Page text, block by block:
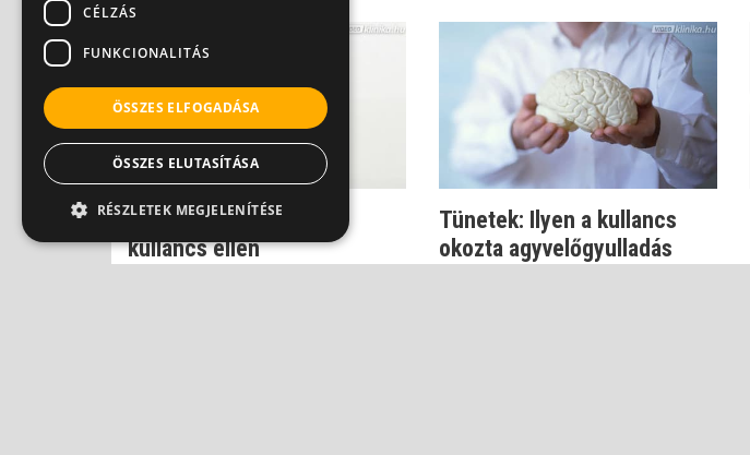
Ez a leggyorsabb oltás
kullancs ellen
Tünetek: Ilyen a kullancs
okozta agyvelőgyulladás
CÉLZÁS
FUNKCIONALITÁS
ÖSSZES ELFOGADÁSA
ÖSSZES ELUTASÍTÁSA
RÉSZLETEK MEGJELENÍTÉSE